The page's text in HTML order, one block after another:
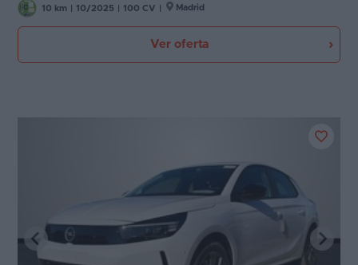
10 km 10/2025 100 CV Madrid
Ver oferta